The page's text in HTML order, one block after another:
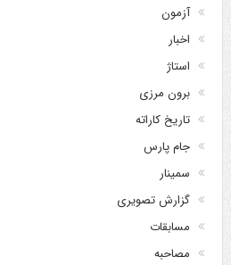
آزمون
اخبار
استاژ
برون مرزی
تاریخ کاراته
جام پارس
سمینار
گزارش تصویری
مسابقات
مصاحبه